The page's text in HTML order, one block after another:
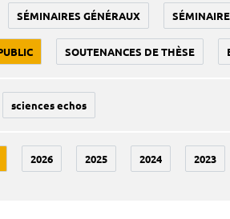
SÉMINAIRES GÉNÉRAUX
SOUTENANCES DE THÈSE
sciences echos
2026 2025 2024 2023